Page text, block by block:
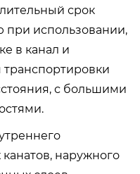
срок
использовании,
в канал и
транспортировки
с большими
наружного